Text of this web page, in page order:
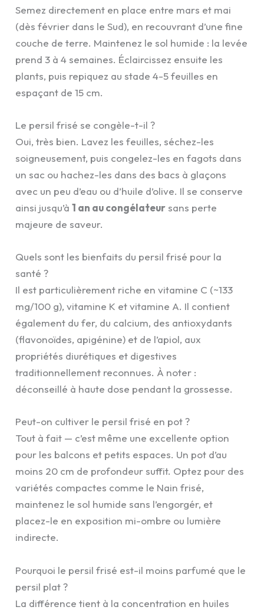
Semez directement en place entre mars et mai
(dès février dans le Sud), en recouvrant d’une fine
couche de terre. Maintenez le sol humide : la levée
prend 3 à 4 semaines. Éclaircissez ensuite les
plants, puis repiquez au stade 4-5 feuilles en
espaçant de 15 cm.
Le persil frisé se congèle-t-il ?
Oui, très bien. Lavez les feuilles, séchez-les
soigneusement, puis congelez-les en fagots dans
un sac ou hachez-les dans des bacs à glaçons
avec un peu d’eau ou d’huile d’olive. Il se conserve
ainsi jusqu’à1 an au congélateursans perte
majeure de saveur.
Quels sont les bienfaits du persil frisé pour la
santé ?
Il est particulièrement riche en vitamine C (~133
mg/100 g), vitamine K et vitamine A. Il contient
également du fer, du calcium, des antioxydants
(flavonoïdes, apigénine) et de l’apiol, aux
propriétés diurétiques et digestives
traditionnellement reconnues. À noter :
déconseillé à haute dose pendant la grossesse.
Peut-on cultiver le persil frisé en pot ?
Tout à fait — c’est même une excellente option
pour les balcons et petits espaces. Un pot d’au
moins 20 cm de profondeur suffit. Optez pour des
variétés compactes comme le Nain frisé,
maintenez le sol humide sans l’engorgér, et
placez-le en exposition mi-ombre ou lumière
indirecte.
Pourquoi le persil frisé est-il moins parfumé que le
persil plat ?
La différence tient à la concentration en huiles